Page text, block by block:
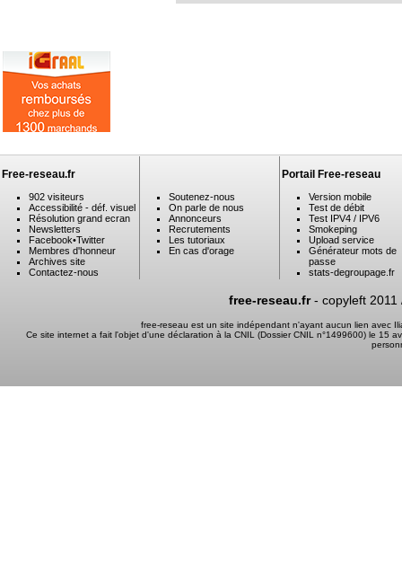
Free-reseau.fr
902 visiteurs
Accessibilité - déf. visuel
Résolution grand ecran
Newsletters
Facebook•Twitter
Membres d'honneur
Archives site
Contactez-nous
Soutenez-nous
On parle de nous
Annonceurs
Recrutements
Les tutoriaux
En cas d'orage
Portail Free-reseau
Version mobile
Test de débit
Test IPV4 / IPV6
Smokeping
Upload service
Générateur mots de
passe
stats-degroupage.fr
free-reseau.fr- copyleft 2011
free-reseau est un site indépendant n'ayant aucun lien avec
Ce site internet a fait l'objet d'une déclaration à la CNIL (Dossier CNIL n°1499600) le 15